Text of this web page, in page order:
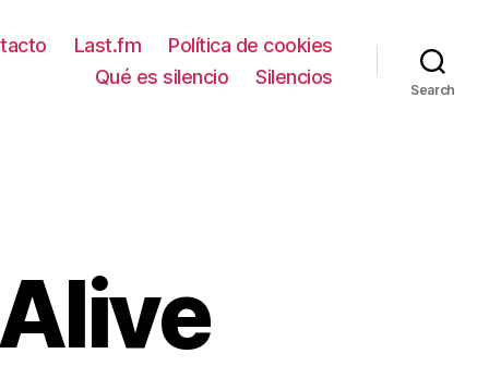
Last.fm
Política de cookies
Qué es silencio
Silencios
Search